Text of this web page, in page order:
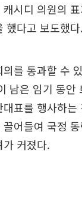
시디 의원의
했다고 보도했다.
를 통과할 수
남은 임기 동안
표를 행사하는
어들여 국정
커졌다.